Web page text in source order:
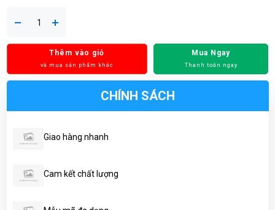
Thêm vào giỏ
và mua sản phẩm khác
Mua Ngay
Thanh toán ngay
CHÍNH SÁCH
Giao hàng nhanh
Cam kết chất lượng